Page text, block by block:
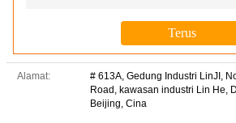
Alamat:
# 613A, Gedung Industri LinJI,
Road, kawasan industri Lin He,
Beijing, Cina